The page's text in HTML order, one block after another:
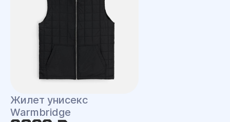
Жилет унисекс
Warmbridge